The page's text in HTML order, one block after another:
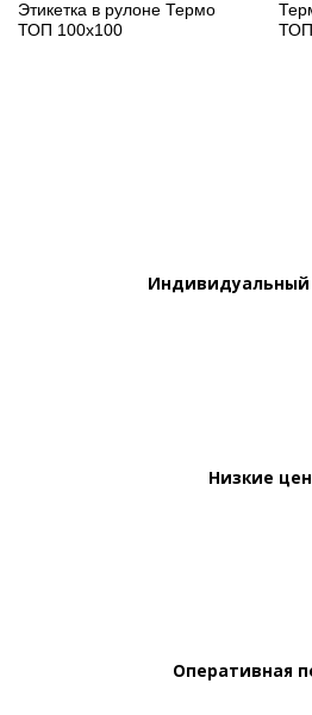
Этикетка в рулоне Термо
ТОП 100х100
ТОП
Низкие
Оперативная